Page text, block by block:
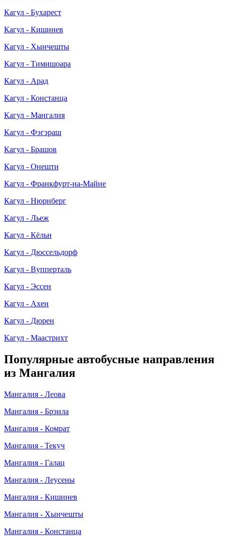
Кагул - Бухарест
Кагул - Кишинев
Кагул - Хынчешты
Кагул - Тимишоара
Кагул - Арад
Кагул - Констанца
Кагул - Мангалия
Кагул - Фэгэраш
Кагул - Брашов
Кагул - Онешти
Кагул - Франкфурт-на-Майне
Кагул - Нюрнберг
Кагул - Льеж
Кагул - Кёльн
Кагул - Дюссельдорф
Кагул - Вупперталь
Кагул - Эссен
Кагул - Ахен
Кагул - Дюрен
Кагул - Маастрихт
Популярные автобусные направления
из Мангалия
Мангалия - Леова
Мангалия - Брэила
Мангалия - Комрат
Мангалия - Текуч
Мангалия - Галац
Мангалия - Леусены
Мангалия - Кишинев
Мангалия - Хынчешты
Мангалия - Констанца